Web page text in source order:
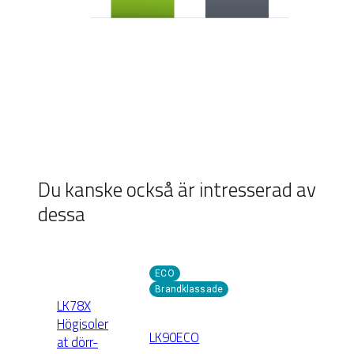
Du kanske också är intresserad av
dessa
LK78X
Högisoler
at dörr-
ECO
Brandklassade
LK90ECO